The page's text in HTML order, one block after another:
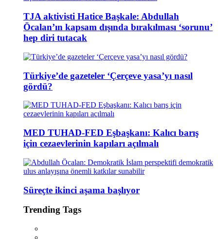
TJA aktivisti Hatice Başkale: Abdullah
Öcalan’ın kapsam dışında bırakılması ‘sorunu’
hep diri tutacak
Türkiye’de gazeteler ‘Çerçeve yasa’yı nasıl
gördü?
MED TUHAD-FED Eşbaşkanı: Kalıcı barış
için cezaevlerinin kapıları açılmalı
Süreçte ikinci aşama başlıyor
Trending Tags